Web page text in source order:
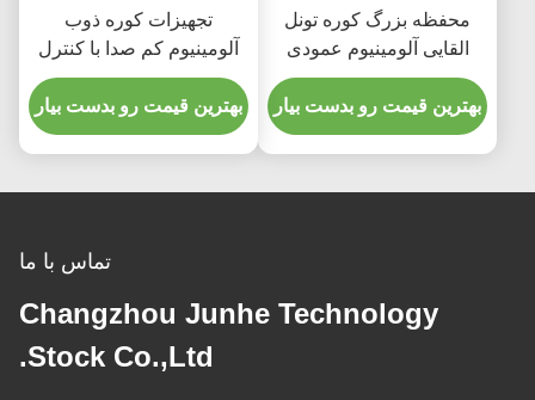
محفظه بزرگ کوره تونل
القایی آلومینیوم عمودی
بهترین قیمت رو بدست بیار
تجهیزات کوره ذوب
آلومینیوم کم صدا با کنترل
PLC
بهترین قیمت رو بدست بیار
تماس با ما
Changzhou Junhe Technology
Stock Co.,Ltd.